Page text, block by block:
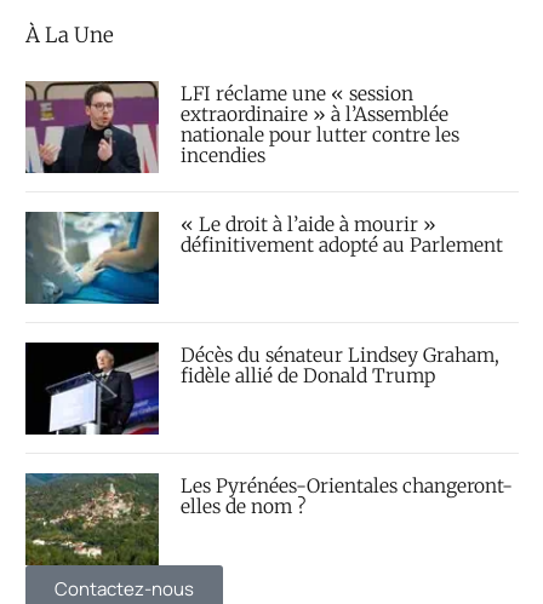
À La Une
LFI réclame une « session
extraordinaire » à l’Assemblée
nationale pour lutter contre les
incendies
« Le droit à l’aide à mourir »
définitivement adopté au Parlement
Décès du sénateur Lindsey Graham,
fidèle allié de Donald Trump
Les Pyrénées-Orientales changeront-
elles de nom ?
Contactez-nous